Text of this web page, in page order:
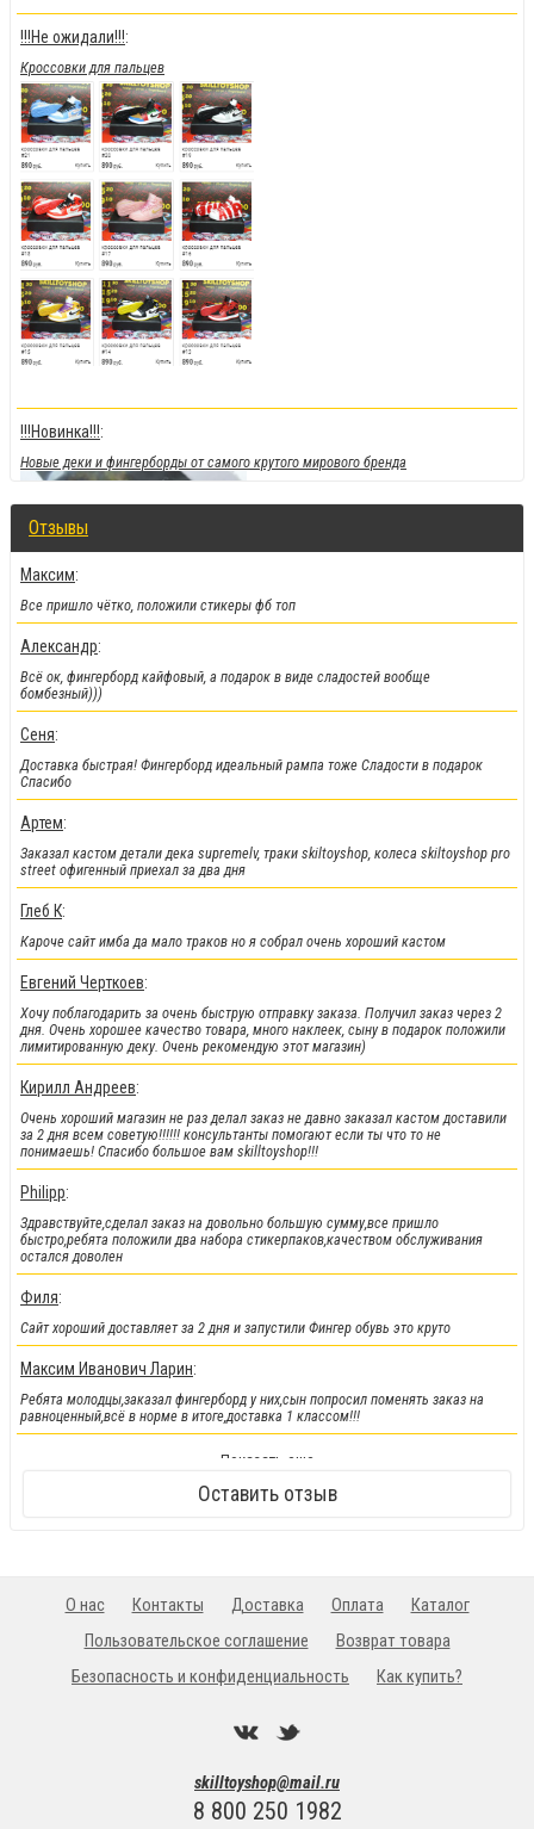
!!!Не ожидали!!!:
Кроссовки для пальцев
!!!Новинка!!!:
Новые деки и фингерборды от самого крутого мирового бренда
!!!Скидки!!!
На парки также на часть фингербордов
!!!Новинки!!!:
Легендарные металлические фингер BMX от Flick Trix снова у нас.
Отзывы
Максим:
Все пришло чётко, положили стикеры фб топ
Александр:
Всё ок, фингерборд кайфовый, а подарок в виде сладостей вообще
бомбезный)))
Сеня:
Доставка быстрая! Фингерборд идеальный рампа тоже Сладости в подарок
Спасибо
Артем:
Заказал кастом детали дека supremelv, траки skiltoyshop, колеса skiltoyshop pro
street офигенный приехал за два дня
Глеб К:
Кароче сайт имба да мало траков но я собрал очень хороший кастом
Евгений Черткоев:
Хочу поблагодарить за очень быструю отправку заказа. Получил заказ через 2
дня. Очень хорошее качество товара, много наклеек, сыну в подарок положили
лимитированную деку. Очень рекомендую этот магазин)
Кирилл Андреев:
Очень хороший магазин не раз делал заказ не давно заказал кастом доставили
за 2 дня всем советую!!!!!! консультанты помогают если ты что то не
понимаешь! Спасибо большое вам skilltoyshop!!!
Philipp:
Здравствуйте,сделал заказ на довольно большую сумму,все пришло
быстро,ребята положили два набора стикерпаков,качеством обслуживания
остался доволен
Филя:
Сайт хороший доставляет за 2 дня и запустили Фингер обувь это круто
Максим Иванович Ларин:
Ребята молодцы,заказал фингерборд у них,сын попросил поменять заказ на
равноценный,всё в норме в итоге,доставка 1 классом!!!
Показать еще
Оставить отзыв
skilltoyshop@mail.ru
8 800 250 1982
О нас Контакты Доставка Оплата
Каталог
Пользовательское соглашение
Возврат товара
Безопасность и конфиденциальность
Как купить?